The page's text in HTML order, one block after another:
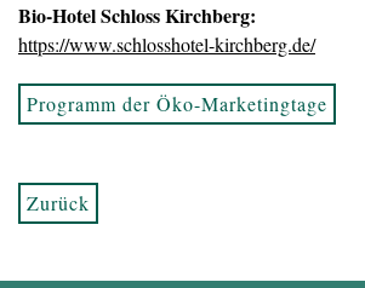
Bio-Hotel Schloss Kirchberg:
https://www.schlosshotel-kirchberg.de/
Programm der Öko-Marketingtage
Zurück